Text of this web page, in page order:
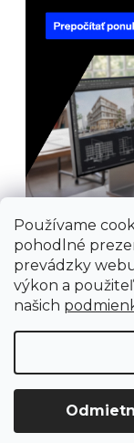
Používame
pohodlné
prevádzky
výkon a
našich